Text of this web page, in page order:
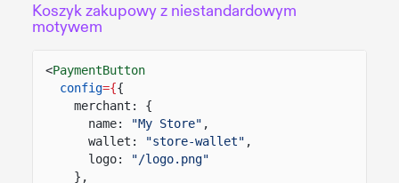
Koszyk zakupowy z niestandardowym
motywem
<PaymentButton
config={{
merchant: {
name:
"My Store" ,
wallet:
"store-wallet" ,
logo:
"/logo.png"
},